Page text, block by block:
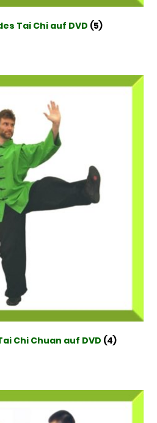
Tai Chi auf DVD (5)
Chi Chuan auf DVD (4)